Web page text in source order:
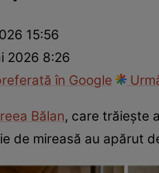
15:56
2026 8:26
în Google
Bălan, care trăiește
de mireasă au apărut